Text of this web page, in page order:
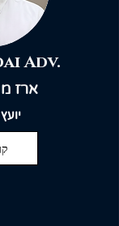
Adv.
ארז